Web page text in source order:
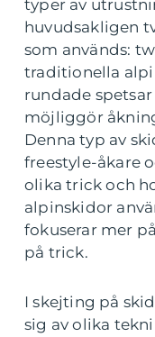
typer av
huvudsakligen
som används:
traditionella
rundade
möjliggör
Denna typ av
freestyle-åkare
olika trick och
alpinskidor
fokuserar mer
på trick.
I skejting på
sig av olika